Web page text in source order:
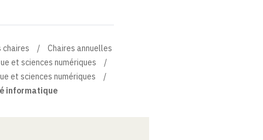
chaires
Chaires annuelles
et sciences numériques
et sciences numériques
informatique